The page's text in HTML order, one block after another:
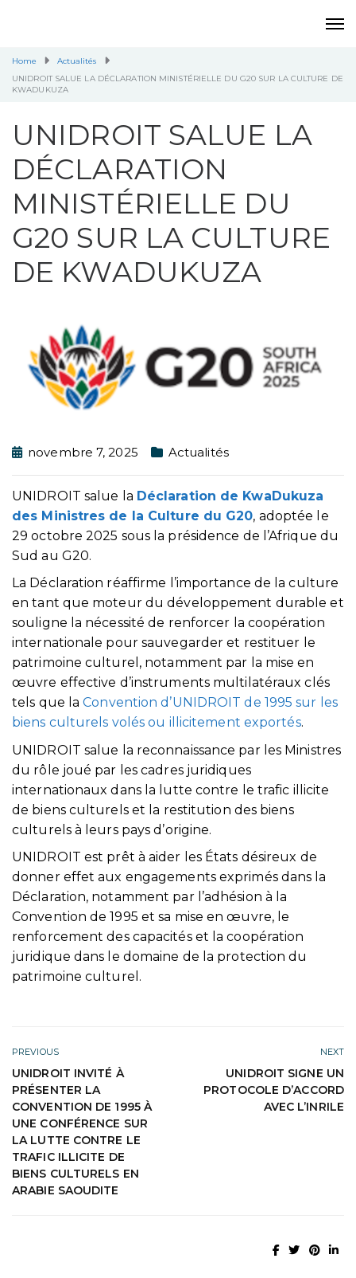
Home
Actualités
UNIDROIT SALUE LA DÉCLARATION MINISTÉRIELLE DU G20 SUR LA CULTURE DE
KWADUKUZA
UNIDROIT SALUE LA
DÉCLARATION
MINISTÉRIELLE DU
G20 SUR LA CULTURE
DE KWADUKUZA
novembre 7, 2025 Actualités
UNIDROIT salue la Déclaration de KwaDukuza
des Ministres de la Culture du G20, adoptée le
29 octobre 2025 sous la présidence de l’Afrique du
Sud au G20.
La Déclaration réaffirme l’importance de la culture
en tant que moteur du développement durable et
souligne la nécessité de renforcer la coopération
internationale pour sauvegarder et restituer le
patrimoine culturel, notamment par la mise en
œuvre effective d’instruments multilatéraux clés
tels que laConvention d’UNIDROIT de 1995 sur les
biens culturels volés ou illicitement exportés.
UNIDROIT salue la reconnaissance par les Ministres
du rôle joué par les cadres juridiques
internationaux dans la lutte contre le trafic illicite
de biens culturels et la restitution des biens
culturels à leurs pays d’origine.
UNIDROIT est prêt à aider les États désireux de
donner effet aux engagements exprimés dans la
Déclaration, notamment par l’adhésion à la
Convention de 1995 et sa mise en œuvre, le
renforcement des capacités et la coopération
juridique dans le domaine de la protection du
patrimoine culturel.
PREVIOUS
UNIDROIT INVITÉ À
PRÉSENTER LA
CONVENTION DE 1995 À
UNE CONFÉRENCE SUR
LA LUTTE CONTRE LE
TRAFIC ILLICITE DE
BIENS CULTURELS EN
ARABIE SAOUDITE
NEXT
UNIDROIT SIGNE UN
PROTOCOLE D’ACCORD
AVEC L’INRILE